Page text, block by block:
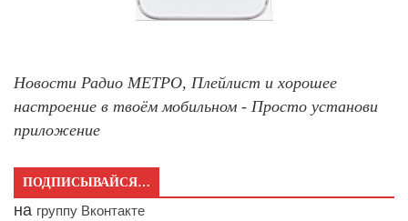
Новости Радио МЕТРО, Плейлист и хорошее
настроение в твоём мобильном - Просто установи
приложение
ПОДПИСЫВАЙСЯ…
на группу Вконтакте